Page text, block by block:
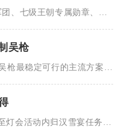
、七级王朝专属勋章、南
吴枪
枪最稳定可行的主流方案分
会活动内归汉雪宴任务、